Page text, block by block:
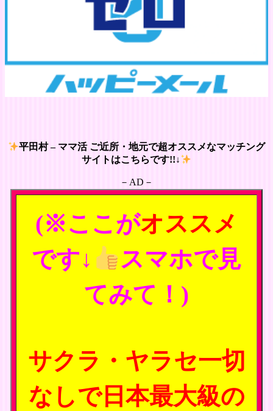
平田村 – ママ活 ご近所・地元で超オススメなマッチング
サイトはこちらです!!↓
－AD－
(※ここがオススメ
です↓
スマホで見
てみて！)
サクラ・ヤラセ一切
なしで日本最大級の